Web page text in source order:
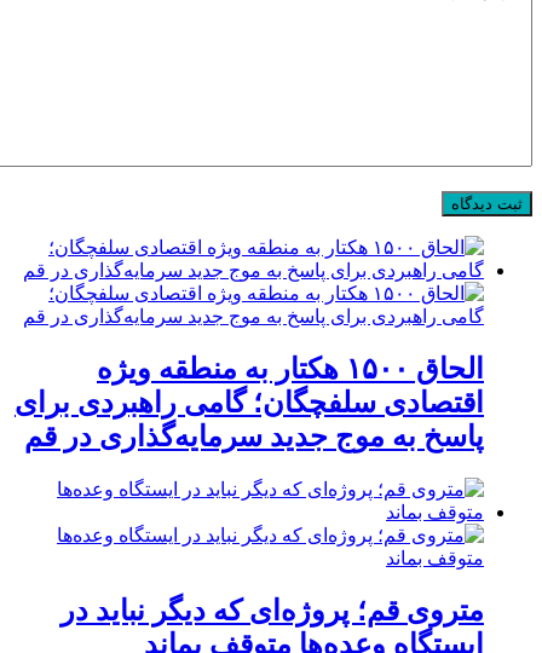
الحاق ۱۵۰۰ هکتار به منطقه ویژه
اقتصادی سلفچگان؛ گامی راهبردی برای
پاسخ به موج جدید سرمایه‌گذاری در قم
متروی قم؛ پروژه‌ای که دیگر نباید در
ایستگاه وعده‌ها متوقف بماند